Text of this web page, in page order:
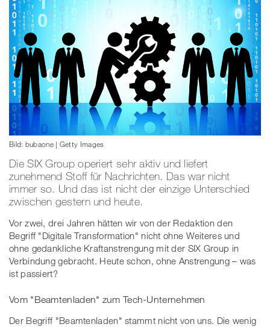
Bild: bubaone | Getty Images
Die SIX Group operiert sehr aktiv und liefert
zunehmend Stoff für Nachrichten. Das war nicht
immer so. Und das ist nicht der einzige Unterschied
zwischen gestern und heute.
Vor zwei, drei Jahren hätten wir von der Redaktion den
Begriff "Digitale Transformation" nicht ohne Weiteres und
ohne gedankliche Kraftanstrengung mit der SIX Group in
Verbindung gebracht. Heute schon, ohne Anstrengung – was
ist passiert?
Vom "Beamtenladen" zum Tech-Unternehmen
Der Begriff "Beamtenladen" stammt nicht von uns. Die wenig